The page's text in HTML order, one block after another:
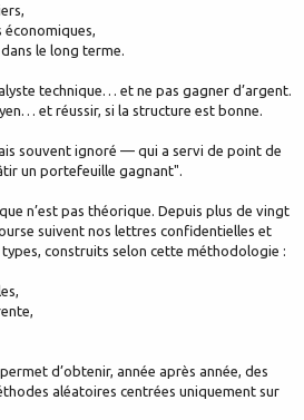
économiques,
le long terme.
technique… et ne pas gagner d’argent.
et réussir, si la structure est bonne.
souvent ignoré — qui a servi de point de
un portefeuille gagnant".
n’est pas théorique. Depuis plus de vingt
suivent nos lettres confidentielles et
construits selon cette méthodologie :
d’obtenir, année après année, des
aléatoires centrées uniquement sur